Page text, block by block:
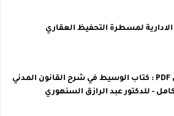
الادارية لمسطرة التحفيظ العقاري
للتحميل PDF : كتاب الوسيط في شرح القانون المدني